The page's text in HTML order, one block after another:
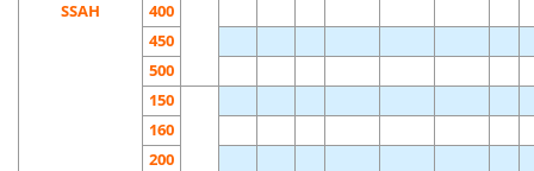
SSAH
400
450
500
150
160
200